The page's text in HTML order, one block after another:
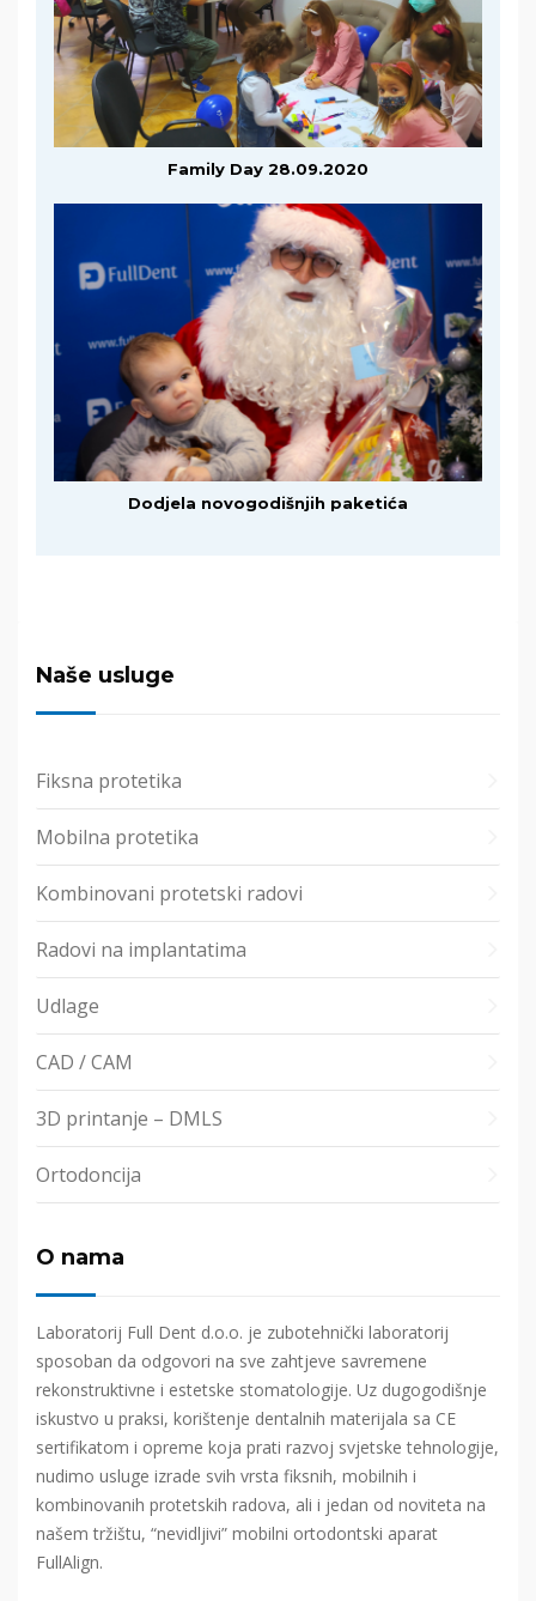
Family Day 28.09.2020
Dodjela novogodišnjih paketića
Naše usluge
Fiksna protetika
Mobilna protetika
Kombinovani protetski radovi
Radovi na implantatima
Udlage
CAD / CAM
3D printanje – DMLS
Ortodoncija
O nama
Laboratorij Full Dent d.o.o. je zubotehnički laboratorij
sposoban da odgovori na sve zahtjeve savremene
rekonstruktivne i estetske stomatologije. Uz dugogodišnje
iskustvo u praksi, korištenje dentalnih materijala sa CE
sertifikatom i opreme koja prati razvoj svjetske tehnologije,
nudimo usluge izrade svih vrsta fiksnih, mobilnih i
kombinovanih protetskih radova, ali i jedan od noviteta na
našem tržištu, “nevidljivi” mobilni ortodontski aparat
FullAlign.